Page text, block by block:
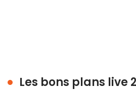
Les bons plans live